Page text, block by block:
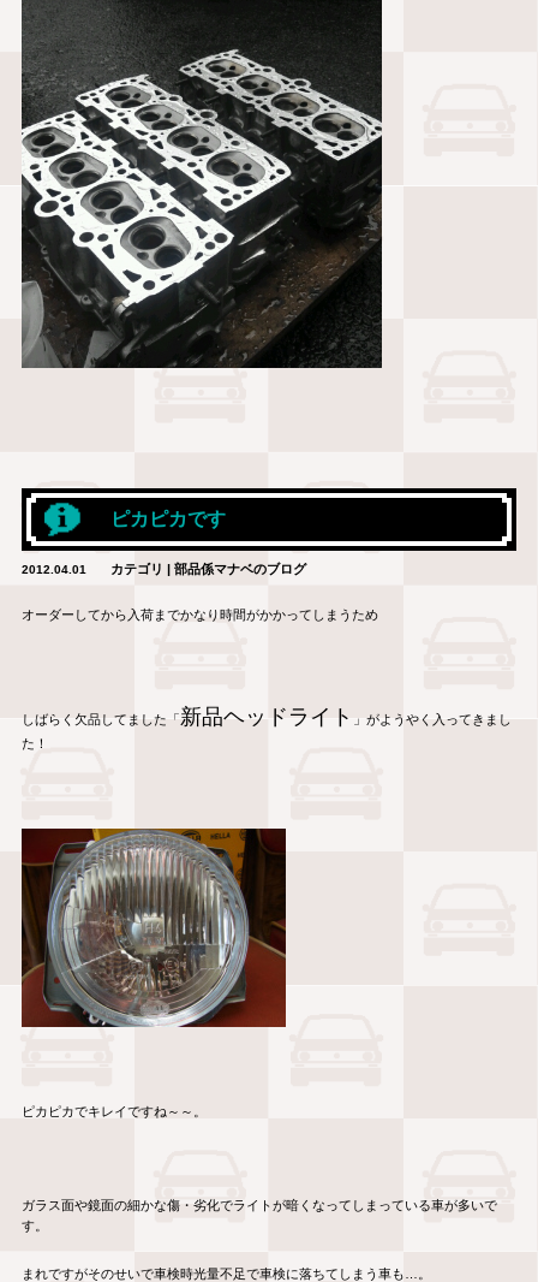
ピカピカです
2012.04.01 カテゴリ | 部品係マナベのブログ
オーダーしてから入荷までかなり時間がかかってしまうため
しばらく欠品してました「新品ヘッドライト
」がようやく入ってきまし
た！
ピカピカでキレイですね～～。
ガラス面や鏡面の細かな傷・劣化でライトが暗くなってしまっている車が多いで
す。
まれですがそのせいで車検時光量不足で車検に落ちてしまう車も…。